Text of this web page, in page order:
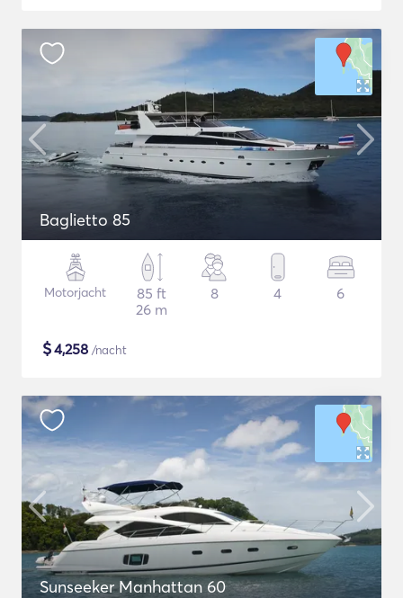
Baglietto 85
Motorjacht
85 ft
26 m
8 4 6
$4,258 /nacht
Sunseeker Manhattan 60